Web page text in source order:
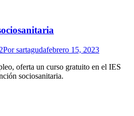
Porsartagudafebrero 15, 2023
oferta un curso gratuito en el IES
sociosanitaria.